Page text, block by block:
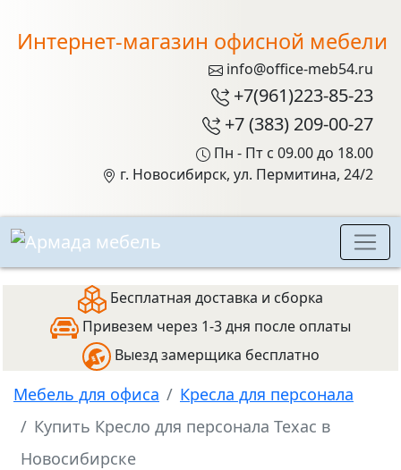
Интернет-магазин офисной мебели
info@office-meb54.ru
+7(961)223-85-23
+7 (383) 209-00-27
Пн - Пт с 09.00 до 18.00
г. Новосибирск, ул. Пермитина, 24/2
Бесплатная доставка и сборка
Привезем через 1-3 дня после оплаты
Выезд замерщика бесплатно
Мебель для офиса
Кресла для персонала
Купить Кресло для персонала Техас в
Новосибирске